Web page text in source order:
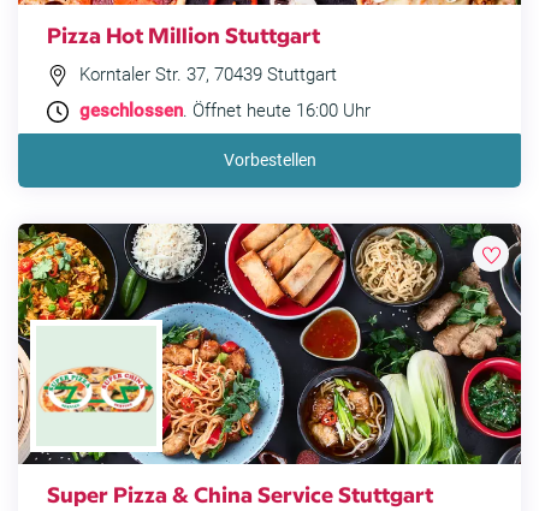
Pizza Hot Million Stuttgart
Korntaler Str. 37, 70439 Stuttgart
geschlossen. Öffnet heute 16:00 Uhr
Vorbestellen
Super Pizza & China Service Stuttgart